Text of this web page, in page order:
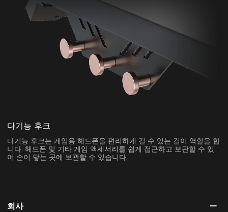
다기능 후크
다기능 후크는 게임용 헤드폰을 편리하게 걸 수 있는 걸이 역할을 합
니다. 헤드폰 및 기타 게임 액세서리를 쉽게 접근하고 보관할 수 있
어 손이 닿는 곳에 보관할 수 있습니다.
회사